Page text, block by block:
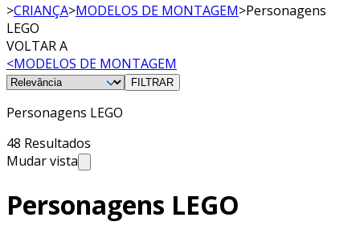
>CRIANÇA>MODELOS DE MONTAGEM>Personagens
LEGO
VOLTAR A
<MODELOS DE MONTAGEM
FILTRAR
Personagens LEGO
48 Resultados
Mudar vista
Personagens LEGO